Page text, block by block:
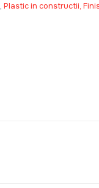
, Plastic in constructii,